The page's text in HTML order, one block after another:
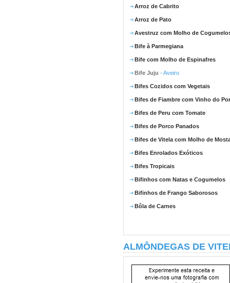
Arroz de Cabrito
Arroz de Pato
Avestruz com Molho de
Bife à Parmegiana
Bife com Molho de Espinafres
Bife Juju - Aveiro
Bifes Cozidos com Vegetais
Bifes de Fiambre com Vinho do
Bifes de Peru com Tomate
Bifes de Porco Panados
Bifes de Vitela com Molho de
Bifes Enrolados Exóticos
Bifes Tropicais
Bifinhos com Natas e Cogumelos
Bifinhos de Frango Saborosos
Bôla de Carnes
ALMÔNDEGAS DE